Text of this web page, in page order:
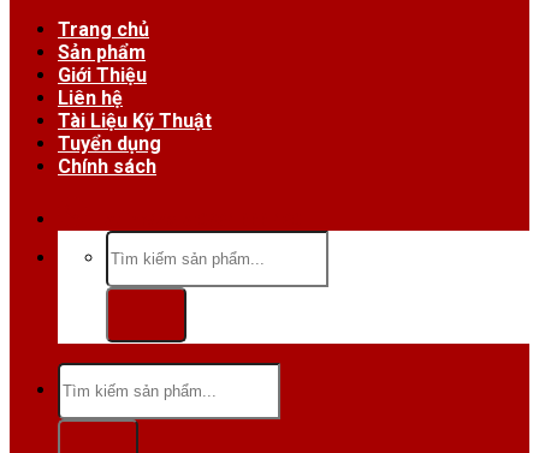
Trang chủ
Sản phẩm
Giới Thiệu
Liên hệ
Tài Liệu Kỹ Thuật
Tuyển dụng
Chính sách
Tìm
kiếm:
Tìm
kiếm: